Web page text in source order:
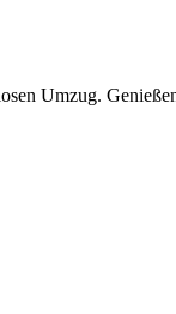
Umzug.